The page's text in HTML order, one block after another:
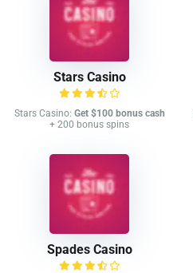
Stars Casino
Stars Casino: Get $100 bonus cash
+ 200 bonus spins
Spades Casino